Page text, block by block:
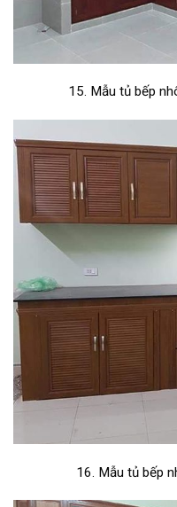
15. Mẫu tủ bếp
16. Mẫu tủ bếp